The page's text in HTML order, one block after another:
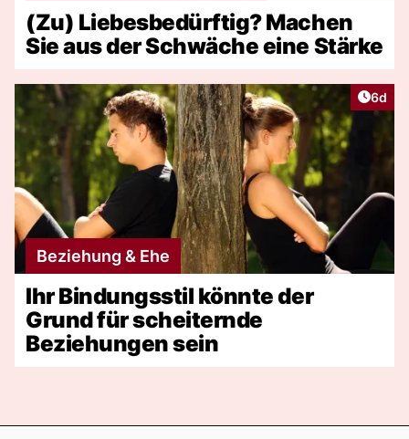
(Zu) Liebesbedürftig? Machen
Sie aus der Schwäche eine Stärke
6d
Beziehung & Ehe
Ihr Bindungsstil könnte der
Grund für scheiternde
Beziehungen sein